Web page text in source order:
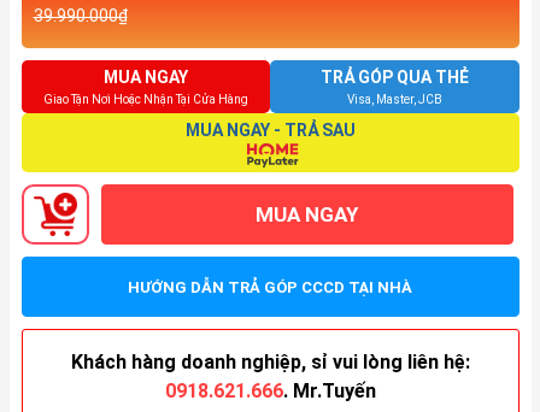
39.990.000₫
MUA NGAY
Giao Tận Nơi Hoặc Nhận Tại Cửa Hàng
TRẢ GÓP QUA THẺ
Visa, Master, JCB
MUA NGAY - TRẢ SAU
MUA NGAY
HƯỚNG DẪN TRẢ GÓP CCCD TẠI NHÀ
Khách hàng doanh nghiệp, sỉ vui lòng liên hệ:
0918.621.666. Mr.Tuyến